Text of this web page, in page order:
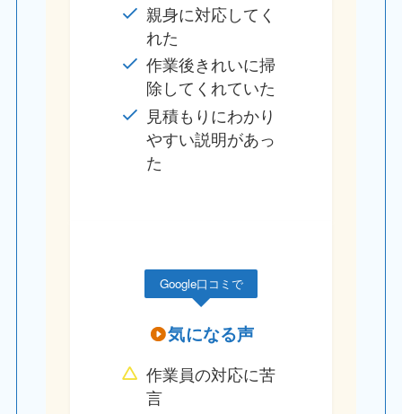
親身に対応してく
れた
作業後きれいに掃
除してくれていた
見積もりにわかり
やすい説明があっ
た
Google口コミで
気になる声
作業員の対応に苦
言